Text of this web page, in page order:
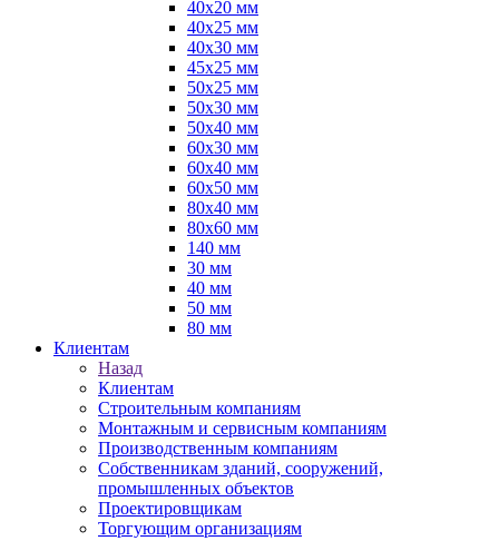
40х20 мм
40х25 мм
40х30 мм
45х25 мм
50х25 мм
50х30 мм
50х40 мм
60х30 мм
60х40 мм
60х50 мм
80х40 мм
80х60 мм
140 мм
30 мм
40 мм
50 мм
80 мм
Клиентам
Назад
Клиентам
Строительным компаниям
Монтажным и сервисным компаниям
Производственным компаниям
Собственникам зданий, сооружений,
промышленных объектов
Проектировщикам
Торгующим организациям